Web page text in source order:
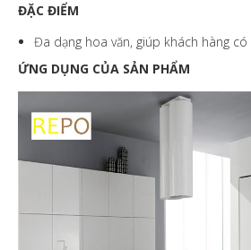
ĐẶC ĐIỂM
Đa dạng hoa văn, giúp khách hàng có
ỨNG DỤNG CỦA SẢN PHẨM